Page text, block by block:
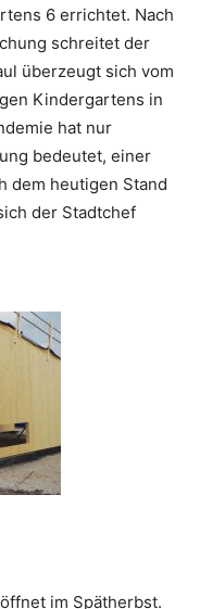
6 errichtet. Nach
schreitet der
überzeugt sich vom
Kindergartens in
hat nur
bedeutet, einer
dem heutigen Stand
der Stadtchef
im Spätherbst.